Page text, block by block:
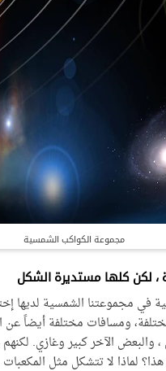
مجموعة الكواكب الشمسية
، لكن كلها مستديرة الشكل
في مجموعتنا الشمسية لديها
ومسافات مختلفة أيضاً عن
الآخر كبير وغازي. لكنهم
لماذا لا تتشكل مثل المكعبات